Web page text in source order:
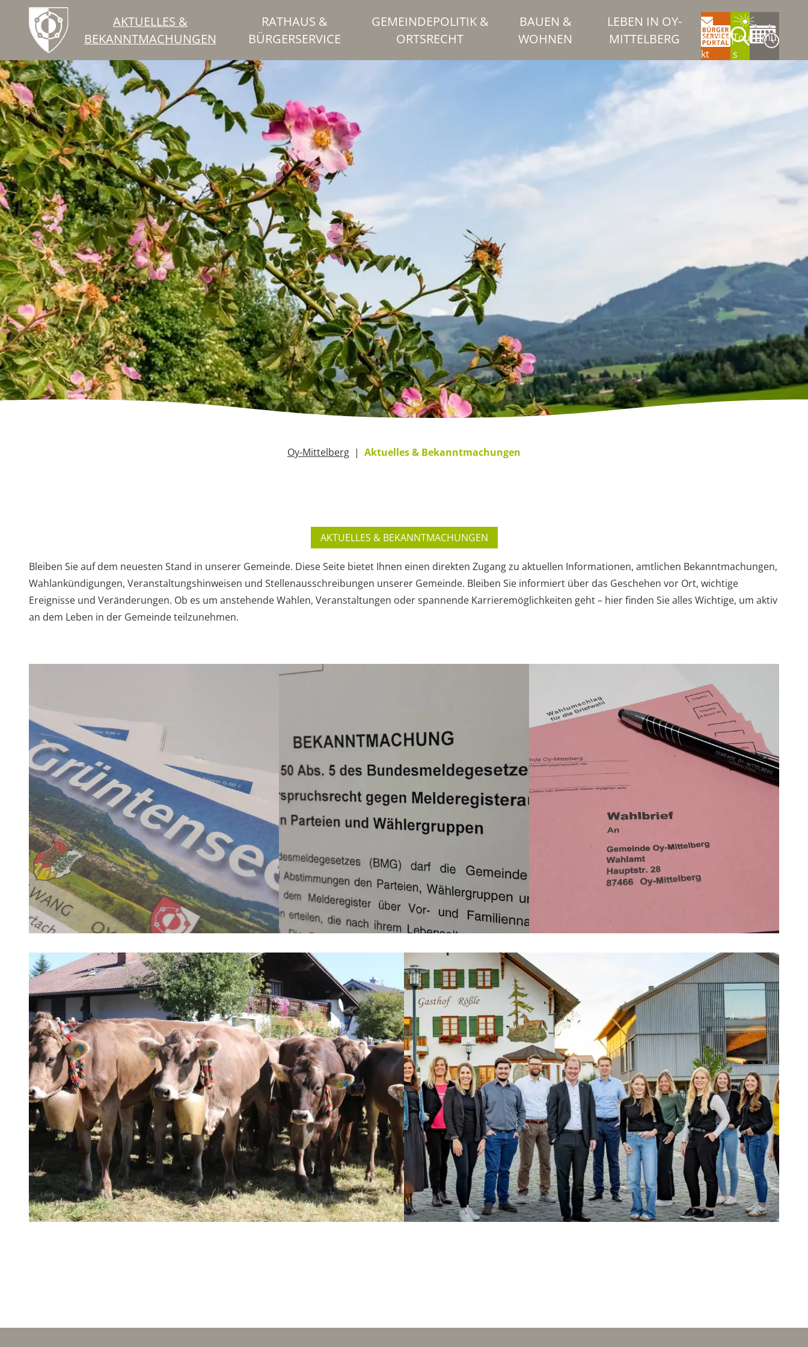
AKTUELLES &
BEKANNTMACHUNGEN
RATHAUS &
BÜRGERSERVICE
GEMEINDEPOLITIK &
ORTSRECHT
BAUEN &
WOHNEN
LEBEN IN OY-
MITTELBERG
Konta
kt
Tourismu
s
Oy-Mittelberg Aktuelles & Bekanntmachungen
AKTUELLES & BEKANNTMACHUNGEN
Bleiben Sie auf dem neuesten Stand in unserer Gemeinde. Diese Seite bietet Ihnen einen direkten Zugang zu aktuellen Informationen, amtlichen Bekanntmachungen,
Wahlankündigungen, Veranstaltungshinweisen und Stellenausschreibungen unserer Gemeinde. Bleiben Sie informiert über das Geschehen vor Ort, wichtige
Ereignisse und Veränderungen. Ob es um anstehende Wahlen, Veranstaltungen oder spannende Karrieremöglichkeiten geht – hier finden Sie alles Wichtige, um aktiv
an dem Leben in der Gemeinde teilzunehmen.
AKTUELLE INFORMATIONEN
Neueste Informationen und
Bekanntmachungen aus dem Gemeindegebiet
Oy-Mittelberg.
Jetzt entdecken
AMTLICHE BEKANNTMACHUNGEN
Amtliche Bekanntmachungen
Jetzt entdecken
Informationen rund um die anstehenden
Wahlen
Jetzt entdecken